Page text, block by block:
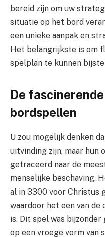
bereid zijn om uw
situatie op het bord
een unieke aanpak en
Het belangrijkste is om
spelplan te kunnen
De
bordspellen
U zou mogelijk denken
uitvinding zijn, maar hun
getraceerd naar de
menselijke beschaving.
al in 3300 voor Christus
waardoor het een van
is. Dit spel was bijzonder
op een vroege vorm van